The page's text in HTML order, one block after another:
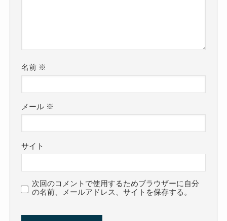
名前 ※
メール ※
サイト
次回のコメントで使用するためブラウザーに自分
の名前、メールアドレス、サイトを保存する。